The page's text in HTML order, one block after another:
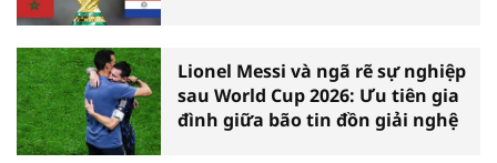
Lionel Messi và ngã rẽ sự nghiệp
sau World Cup 2026: Ưu tiên gia
đình giữa bão tin đồn giải nghệ